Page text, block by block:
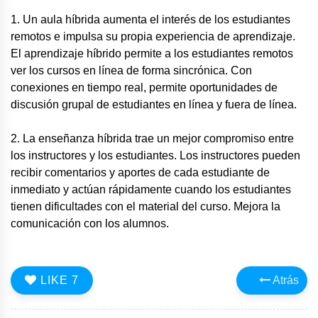
1. Un aula híbrida aumenta el interés de los estudiantes
remotos e impulsa su propia experiencia de aprendizaje.
El aprendizaje híbrido permite a los estudiantes remotos
ver los cursos en línea de forma sincrónica. Con
conexiones en tiempo real, permite oportunidades de
discusión grupal de estudiantes en línea y fuera de línea.
2. La enseñanza híbrida trae un mejor compromiso entre
los instructores y los estudiantes. Los instructores pueden
recibir comentarios y aportes de cada estudiante de
inmediato y actúan rápidamente cuando los estudiantes
tienen dificultades con el material del curso. Mejora la
comunicación con los alumnos.
Atrás
LIKE 7